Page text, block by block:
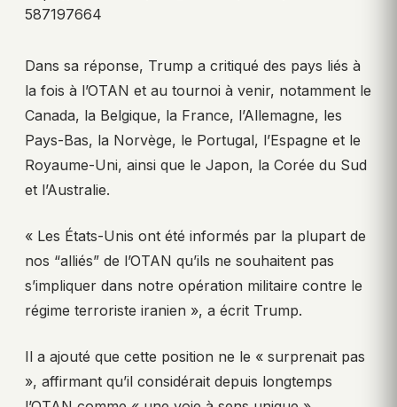
587197664
Dans sa réponse, Trump a critiqué des pays liés à
la fois à l’OTAN et au tournoi à venir, notamment le
Canada, la Belgique, la France, l’Allemagne, les
Pays-Bas, la Norvège, le Portugal, l’Espagne et le
Royaume-Uni, ainsi que le Japon, la Corée du Sud
et l’Australie.
« Les États-Unis ont été informés par la plupart de
nos “alliés” de l’OTAN qu’ils ne souhaitent pas
s’impliquer dans notre opération militaire contre le
régime terroriste iranien », a écrit Trump.
Il a ajouté que cette position ne le « surprenait pas
», affirmant qu’il considérait depuis longtemps